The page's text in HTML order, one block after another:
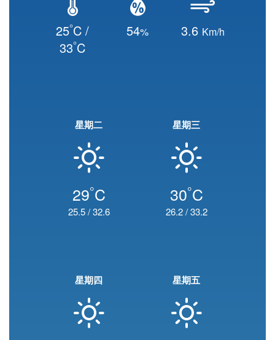
25°C /
33°C
54% 3.6 Km/h
星期二
29°C
25.5/32.6
星期三
30°C
26.2/33.2
星期四 星期五